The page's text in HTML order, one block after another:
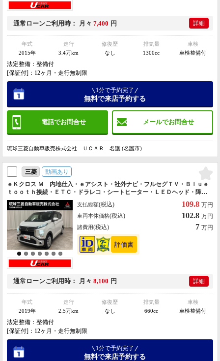
通常ローンご利用時 月々 7,400 円 詳細
年式
2015年
走行
3.4万km
修復歴
なし
排気量
1300cc
車検
車検整備付
法定整備：整備付
[保証付]：12ヶ月・走行無制限
電話でお問合せ メールでお問合せ
1分で予約完了
無料で来店予約する
琉球三菱自動車販売株式会社 ＵＣＡＲ 名護 (名護市)
三菱
動画あり
ｅＫクロス Ｍ 内地仕入・ｅアシスト・社外ナビ・フルセグＴＶ・Ｂｌｕｅ
ｔｏｏｔｈ接続・ＥＴＣ・ドラレコ・シートヒーター・ＬＥＤヘッド・障害
物センサー・アイドリングストップ・オートライト・レーンアシスト・
支払総額(税込) 109.8 万円
車両本体価格(税込) 102.8 万円
諸費用(税込) 7 万円
通常ローンご利用時 月々 8,100 円 詳細
年式
2019年
走行
2.5万km
修復歴
なし
排気量
660cc
車検
車検整備付
法定整備：整備付
[保証付]：12ヶ月・走行無制限
1分で予約完了
無料で来店予約する